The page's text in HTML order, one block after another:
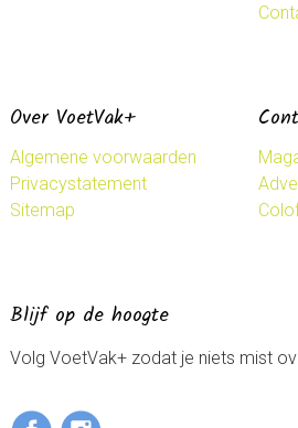
Over VoetVak+
Algemene voorwaarden
Privacystatement
Sitemap
Blijf op de hoogte
Volg VoetVak+ zodat je niets mist